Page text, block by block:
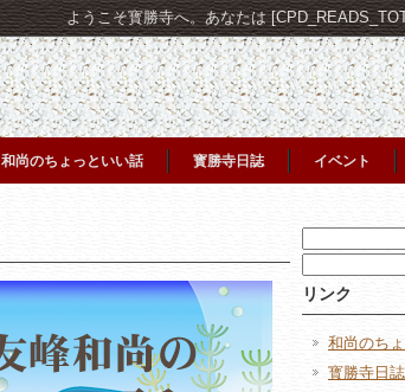
ようこそ寳勝寺へ。あなたは
和尚のちょっといい話 寳勝寺日誌 イベント
索:
索:
リンク
和尚のち
寳勝寺日誌